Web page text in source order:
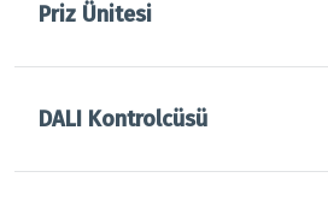
Priz Ünitesi
DALI Kontrolcüsü